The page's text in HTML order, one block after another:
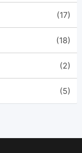
(17)
(18)
(2)
(5)